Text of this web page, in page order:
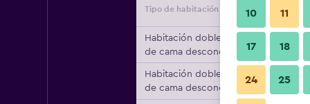
Tipo de habitación
Habitación doble, tipo
de cama desconocido
Habitación doble, tipo
de cama desconocido
10 11
17 18
24 25